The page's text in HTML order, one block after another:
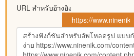
URL สำหรับอ้างอิง